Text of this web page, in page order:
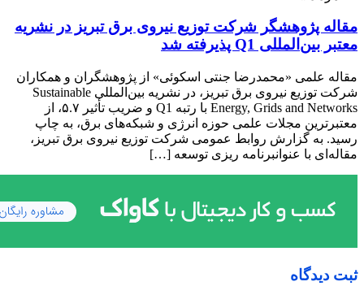
مقاله پژوهشگر شرکت توزیع نیروی برق تبریز در نشریه
معتبر بین‌المللی Q1 پذیرفته شد
مقاله علمی «محمدرضا جنتی اسکوئی» از پژوهشگران و همکاران
شرکت توزیع نیروی برق تبریز، در نشریه بین‌المللی Sustainable
Energy, Grids and Networks با رتبه Q1 و ضریب تأثیر ۵.۷، از
معتبرترین مجلات علمی حوزه انرژی و شبکه‌های برق، به چاپ
رسید. به گزارش روابط عمومی شرکت توزیع نیروی برق تبریز،
مقاله‌ای با عنوانبرنامه ریزی توسعه […]
ثبت دیدگاه